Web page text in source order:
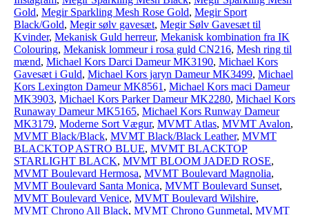
Gold, Megir Sparkling Mesh Rose Gold, Megir Sport
Black/Gold, Megir sølv gavesæt, Megir Sølv Gavesæt til
Kvinder, Mekanisk Guld herreur, Mekanisk kombination fra IK
Colouring, Mekanisk lommeur i rosa guld CN216, Mesh ring til
mænd, Michael Kors Darci Dameur MK3190, Michael Kors
Gavesæt i Guld, Michael Kors jaryn Dameur MK3499, Michael
Kors Lexington Dameur MK8561 , Michael Kors maci Dameur
MK3903, Michael Kors Parker Dameur MK2280, Michael Kors
Runaway Dameur MK5165, Michael Kors Runway Dameur
MK3179, Moderne Sort Vægur, MVMT Atlas, MVMT Avalon,
MVMT Black/Black, MVMT Black/Black Leather, MVMT
BLACKTOP ASTRO BLUE, MVMT BLACKTOP
STARLIGHT BLACK, MVMT BLOOM JADED ROSE,
MVMT Boulevard Hermosa, MVMT Boulevard Magnolia,
MVMT Boulevard Santa Monica, MVMT Boulevard Sunset,
MVMT Boulevard Venice, MVMT Boulevard Wilshire,
MVMT Chrono All Black, MVMT Chrono Gunmetal, MVMT